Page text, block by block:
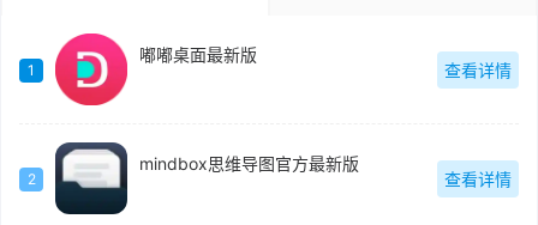
1
嘟嘟桌面最新版
查看详情
2
mindbox思维导图官方最新版
查看详情